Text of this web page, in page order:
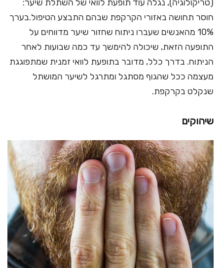
(טריקולוגיה), נגלה עוד תופעת לוואי של השתלת שיער:
חוסר תחושה באזורי הקרקפת שבהם התבצע הטיפול.בערך
10% מהאנשים שעברו ניתוח שחזור שיער מדווחים על
התופעה הזאת, שיכולה להימשך עד כמה שבועות לאחר
הניתוח. בדרך כלל, מדובר בתופעת לוואי זמנית שמתפוגגת
מעצמה ככל שהגוף מסתגל ומתרגל לשיער המושתל
שנקלט בקרקפת.
שיהוקים